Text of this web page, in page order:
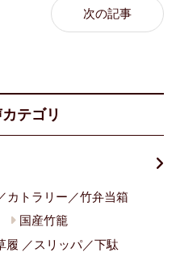
次の記事
テゴリ
カトラリー／竹弁当箱
国産竹籠
履 ／スリッパ／下駄